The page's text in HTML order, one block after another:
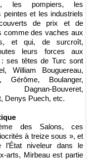
les pompiers, les
peintes et les industriels
de prix et de
comme des vaches aux
et qui, de surcroît,
leurs forces aux
ses têtes de Turc sont
William Bouguereau,
Gérôme, Boulanger,
Dagnan-Bouveret,
Denys Puech, etc.
des Salons, ces
à treize sous », et
l’État niveleur dans le
arts, Mirbeau est partie